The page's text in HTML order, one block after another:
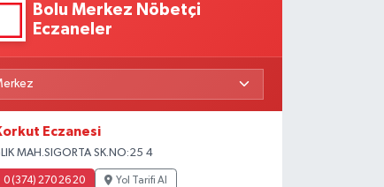
Bolu Merkez Nöbetçi
Eczaneler
Eczanesi
MAH.SIGORTA SK.NO:25 4
0 (374) 270 26 20 Yol Tarifi Al